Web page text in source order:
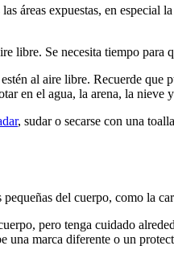
áreas expuestas, en
libre. Se necesita tiempo para
al aire libre. Recuerde
en el agua, la arena, la nieve
, sudar o secarse con una
pequeñas del cuerpo, como la
pero tenga cuidado
marca diferente o un